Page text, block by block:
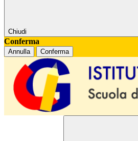
Chiudi
Conferma
Annulla Conferma